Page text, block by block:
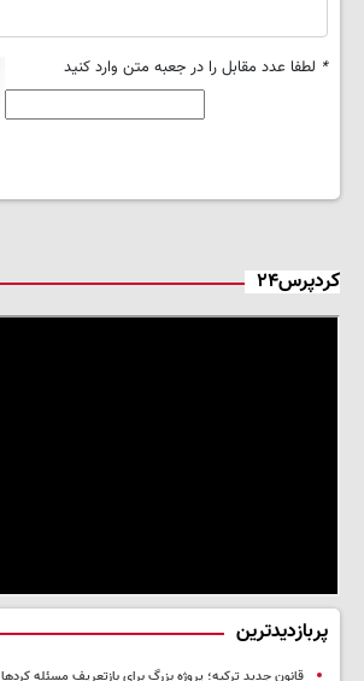
* لطفا عدد مقابل را در جعبه متن وارد کنید
کردپرس۲۴
پربازدیدترین
قانون جدید ترکیه؛ پروژه بزرگ‌ برای بازتعریف مسئله کردها